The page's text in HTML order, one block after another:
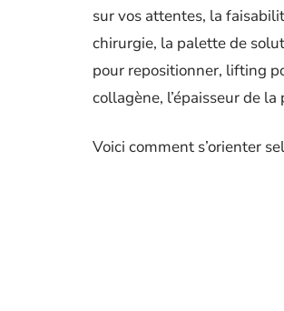
sur vos attentes, la
chirurgie, la palette de
pour repositionner, lifting
collagène, l’épaisseur de
Voici comment s’orienter